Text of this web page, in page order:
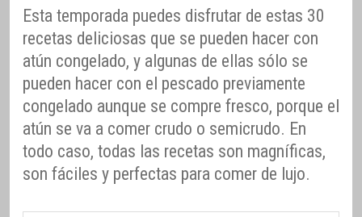
Esta temporada puedes disfrutar de estas 30
recetas deliciosas que se pueden hacer con
atún congelado, y algunas de ellas sólo se
pueden hacer con el pescado previamente
congelado aunque se compre fresco, porque el
atún se va a comer crudo o semicrudo. En
todo caso, todas las recetas son magníficas,
son fáciles y perfectas para comer de lujo.